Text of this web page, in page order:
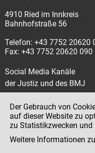
4910 Ried im Innkreis
Bahnhofstraße 56
Telefon: +43 7752 20620
Fax: +43 7752 20620 090
Social Media Kanäle
der Justiz und des BMJ
Impressum
Datenschutz
Der Gebrauch von
auf dieser Website zu
zu Statistikzwecken
Weitere Informationen